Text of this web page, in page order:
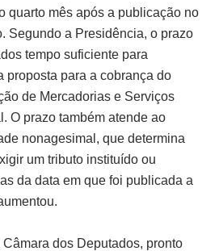
quarto mês após a publicação no
Segundo a Presidência, o prazo
tempo suficiente para
proposta para a cobrança do
de Mercadorias e Serviços
O prazo também atende ao
nonagesimal, que determina
um tributo instituído ou
da data em que foi publicada a
dos Deputados, pronto